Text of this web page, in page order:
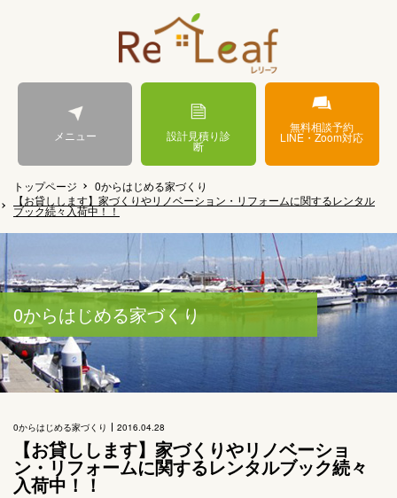
メニュー 設計見積り診
断
無料相談予約
LINE・Zoom対応
トップページ
0からはじめる家づくり
【お貸しします】家づくりやリノベーション・リフォームに関するレンタル
ブック続々入荷中！！
0からはじめる家づくり
0からはじめる家づくり 2016.04.28
【お貸しします】家づくりやリノベーショ
ン・リフォームに関するレンタルブック続々
入荷中！！